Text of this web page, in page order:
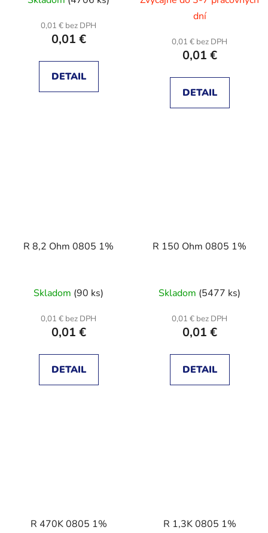
0,01 € bez DPH
0,01 €
DETAIL
dní
0,01 € bez DPH
0,01 €
DETAIL
R 8,2 Ohm 0805 1%
Skladom (90 ks)
0,01 € bez DPH
0,01 €
DETAIL
R 150 Ohm 0805 1%
Skladom (5477 ks)
0,01 € bez DPH
0,01 €
DETAIL
R 470K 0805 1% R 1,3K 0805 1%